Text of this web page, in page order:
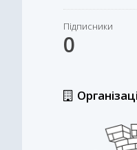
Підписники
0